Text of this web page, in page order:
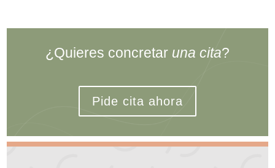
¿Quieres concretar una cita?
Pide cita ahora